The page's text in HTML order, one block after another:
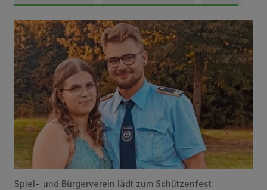
Mit Herzblut die Gemeinschaft leben
Spiel- und Bürgerverein lädt zum Schützenfest